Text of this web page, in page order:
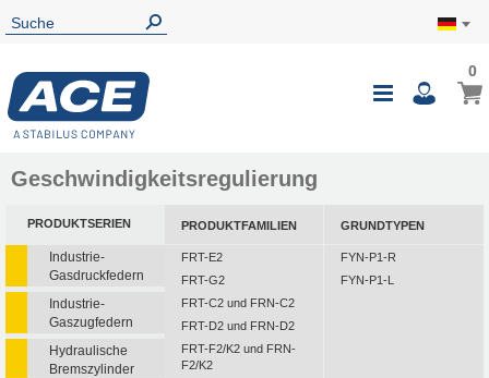
0
Geschwindigkeitsregulierung
PRODUKTSERIEN
Industrie-
Gasdruckfedern
Industrie-
Gaszugfedern
Hydraulische
Bremszylinder
PRODUKTFAMILIEN
FRT-E2
FRT-G2
FRT-C2 und FRN-C2
FRT-D2 und FRN-D2
FRT-F2/K2 und FRN-
F2/K2
GRUNDTYPEN
FYN-P1-R
FYN-P1-L